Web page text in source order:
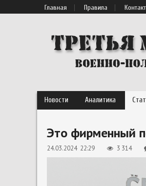
Главная Правила
Новости Аналитика
Это фирменный
24.03.2024 22:29 3 314